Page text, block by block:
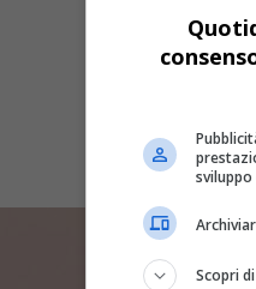
Scopri